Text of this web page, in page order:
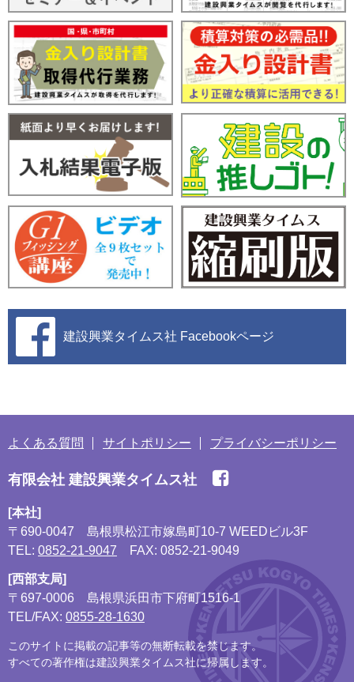
建設興業タイムス社 Facebookページ
よくある質問 サイトポリシー プライバシーポリシー
有限会社 建設興業タイムス社
[本社]
〒690-0047
島根県松江市嫁島町10-7 WEEDビル3F
TEL: 0852-21-9047 FAX: 0852-21-9049
[西部支局]
〒697-0006
島根県浜田市下府町1516-1
TEL/FAX: 0855-28-1630
このサイトに掲載の記事等の無断転載を禁じます。
すべての著作権は建設興業タイムス社に帰属します。